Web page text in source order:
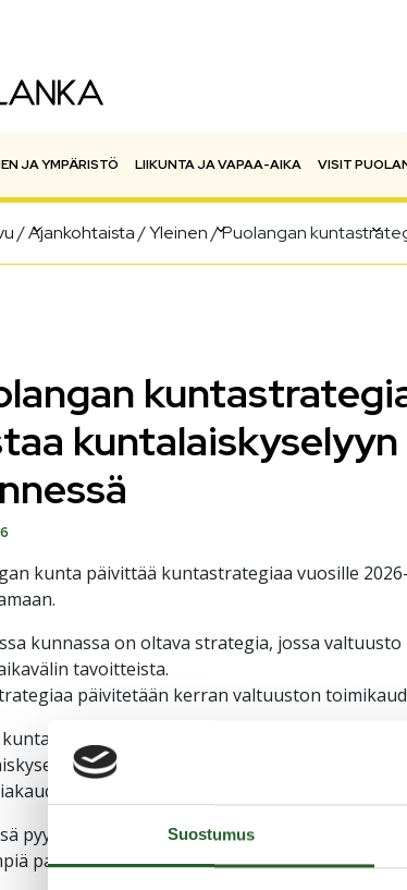
Suostumus
JA YMPÄRISTÖ LIIKUNTA JA VAPAA-AIKA VISIT
/Ajankohtaista/Yleinen/Puolangan
kuntalaiskyselyyn
kunta päivittää kuntastrategiaa vuosille
kunnassa on oltava strategia, jossa
tavoitteista.
päivitetään kerran valtuuston
oli mahdollisuus osallistua
kautta mielipiteitä, näkemyksiä ja
pyydetään mm. arvioimaan kunnan
painotuksia kunnan palveluissa ja toiminnassa.